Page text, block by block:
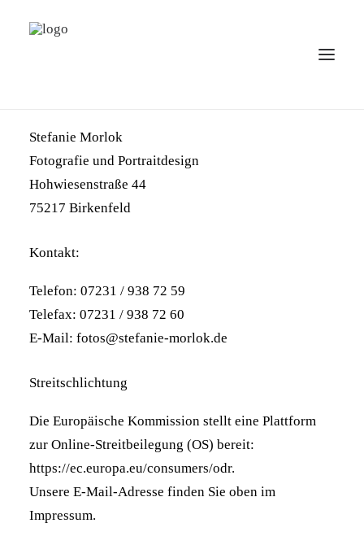
PORTFOLIOS
PREISE
Stefanie Morlok
Fotografie und Portraitdesign
Hohwiesenstraße 44
75217 Birkenfeld
Kontakt:
Telefon: 07231 / 938 72 59
Telefax: 07231 / 938 72 60
E-Mail: fotos@stefanie-morlok.de
Streitschlichtung
Die Europäische Kommission stellt eine Plattform
zur Online-Streitbeilegung (OS) bereit:
https://ec.europa.eu/consumers/odr.
Unsere E-Mail-Adresse finden Sie oben im
Impressum.